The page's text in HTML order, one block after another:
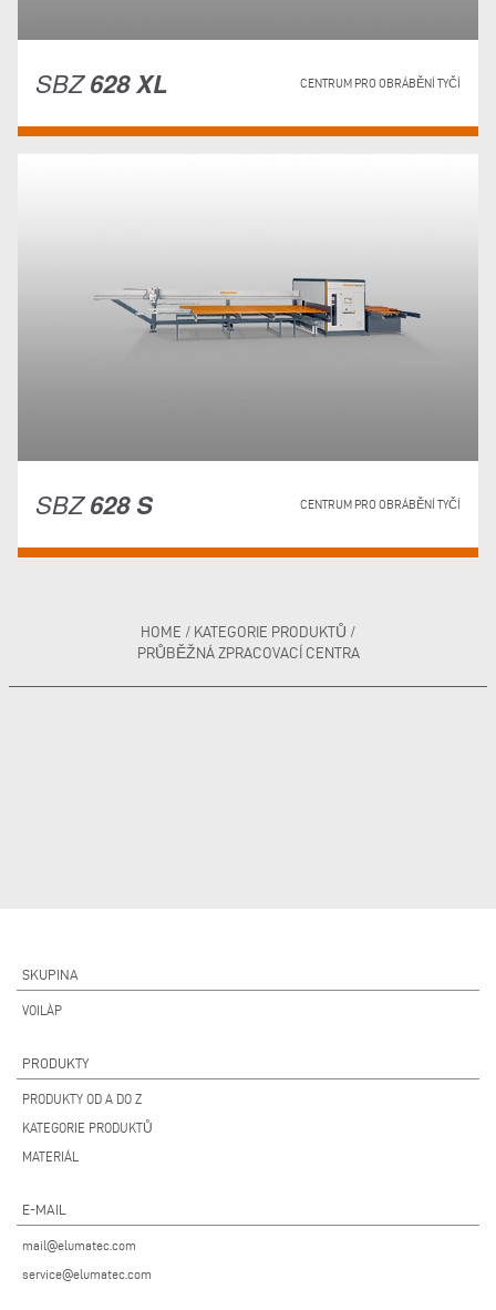
SBZ 628 XL CENTRUM PRO OBRÁBĚNÍ TYČÍ
SBZ 628 S CENTRUM PRO OBRÁBĚNÍ TYČÍ
HOME / KATEGORIE PRODUKTŮ /
PRŮBĚŽNÁ ZPRACOVACÍ CENTRA
SKUPINA
VOILÀP
PRODUKTY
PRODUKTY OD A DO Z
KATEGORIE PRODUKTŮ
MATERIÁL
E-MAIL
mail@elumatec.com
service@elumatec.com